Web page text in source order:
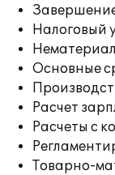
Налоговый
Основные
Расчет
Расчеты с
Товарно-